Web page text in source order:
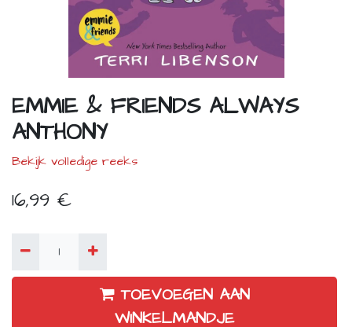
EMMIE & FRIENDS ALWAYS
ANTHONY
Bekijk volledige reeks
16,99 €
TOEVOEGEN AAN
WINKELMANDJE